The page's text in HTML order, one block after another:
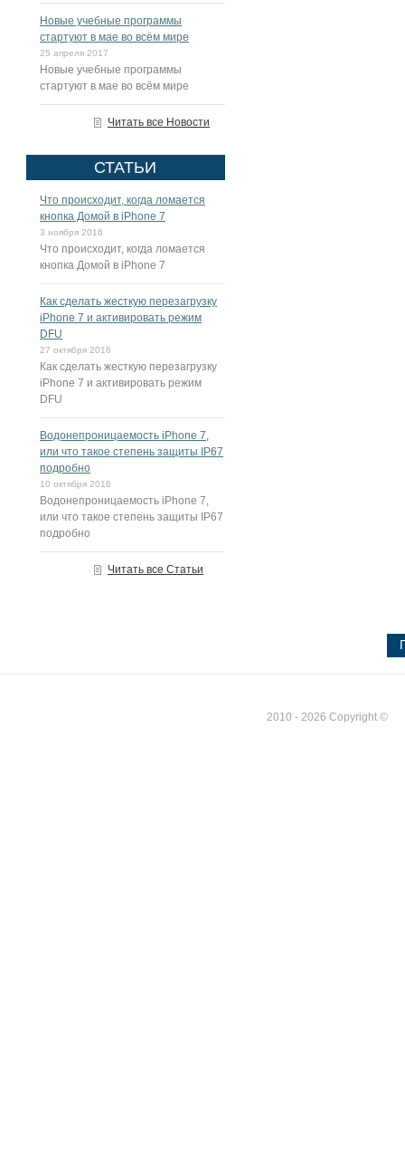
Новые учебные программы
стартуют в мае во всём мире
25 апреля 2017
Новые учебные программы
стартуют в мае во всём мире
Читать все Новости
СТАТЬИ
Что происходит, когда ломается
кнопка Домой в iPhone 7
3 ноября 2016
Что происходит, когда ломается
кнопка Домой в iPhone 7
Как сделать жесткую перезагрузку
iPhone 7 и активировать режим
DFU
27 октября 2016
Как сделать жесткую перезагрузку
iPhone 7 и активировать режим
DFU
Водонепроницаемость iPhone 7,
или что такое степень защиты IP67
подробно
10 октября 2016
Водонепроницаемость iPhone 7,
или что такое степень защиты IP67
подробно
Читать все Статьи
2010 - 2026 Copyright ©